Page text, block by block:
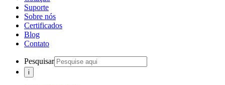
Suporte
Sobre nós
Certificados
Blog
Contato
Pesquisar